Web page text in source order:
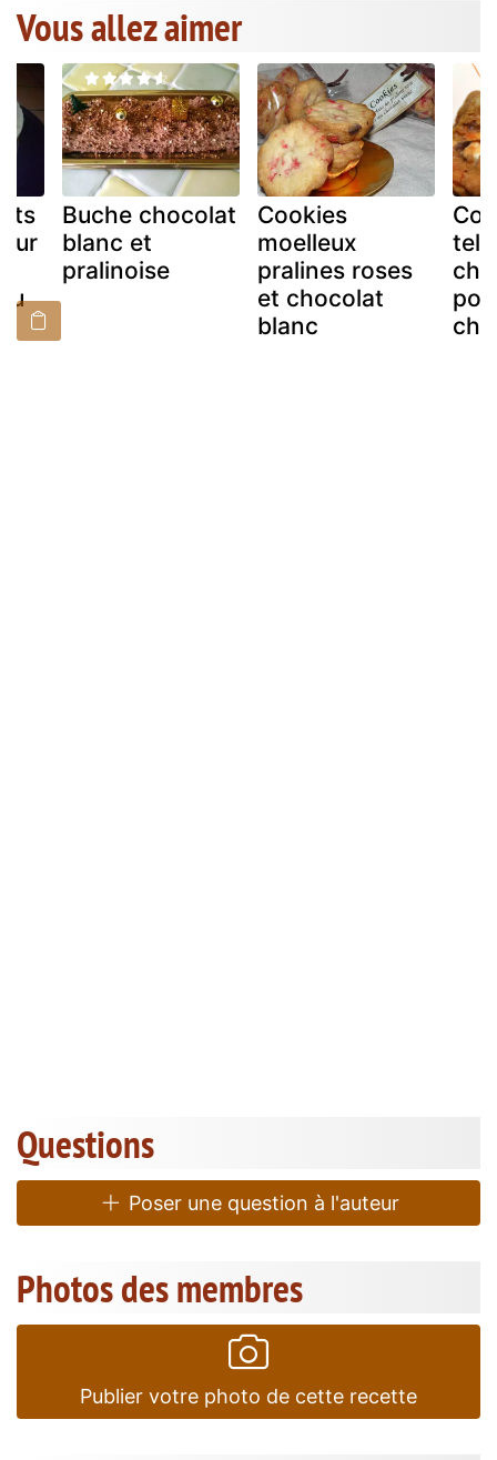
Vous allez aimer
Buche chocolat
blanc et
pralinoise
Cookies
moelleux
pralines roses
et chocolat
blanc
Questions
Poser une question à l'auteur
Photos des membres
Publier votre photo de cette recette